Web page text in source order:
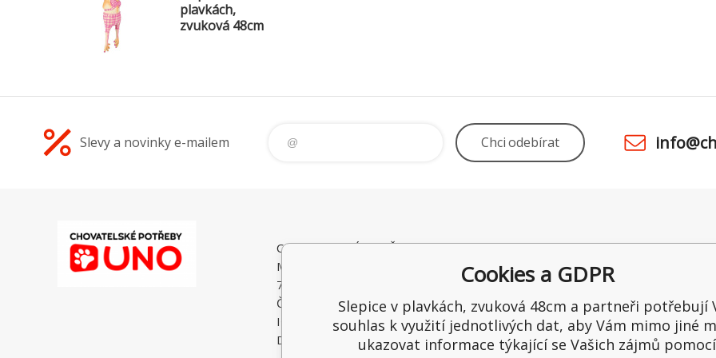
plavkách,
zvuková 48cm
Slevy a novinky e-mailem Chciodebírat
CHOVATELSKÉ POTŘEBY UNO
Malé Heraltice 28
74775 Velké Heraltice
Česká Republika
IČO: 61953741
DIČ: CZ7405265549
Odstoupení od smlouvy
Kamenná prodejna
Reklamace
Recenze
Ceny
Cookies a GDPR
Slepice v plavkách, zvuková 48cm a partneři potřebují
souhlas k využití jednotlivých dat, aby Vám mimo jiné
ukazovat informace týkající se Vašich zájmů pomocí